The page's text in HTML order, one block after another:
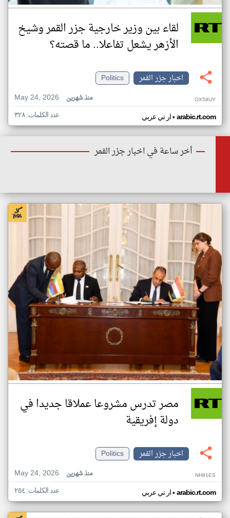
لقاء بين وزير خارجية جزر القمر وشيخ
الأزهر يشعل تفاعلا.. ما قصته؟
اخبار جزر القمر
Politics
May 24, 2026
منذ شهرين OX58UY
ار تي عربي• arabic.rt.com عدد الكلمات: ٣٢٨
أخر ساعة في اخبار جزر القمر
مصر تدرس مشروعا عملاقا جديدا في
دولة إفريقية
اخبار جزر القمر
Politics
May 24, 2026
منذ شهرين NH91ES
ار تي عربي• arabic.rt.com عدد الكلمات: ٢٥٤